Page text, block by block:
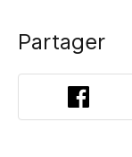
Partager